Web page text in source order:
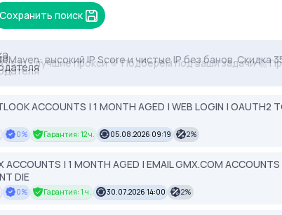
Сохранить поиск
высокий IP Score и чистые IP без банов. Скидка
- лучшие прокси 💚 Подберём под ваши задачи 🚀
ACCOUNTS | 1 MONTH AGED | WEB LOGIN | OAUTH2
0% Гарантия: 12 ч. 05.08.2026 09:19 2%
ACCOUNTS | 1 MONTH AGED | EMAIL GMX.COM
DIE
0% Гарантия: 1 ч. 30.07.2026 14:00 2%